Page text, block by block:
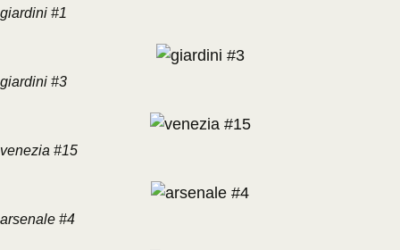
giardini #1
giardini #3
venezia #15
arsenale #4